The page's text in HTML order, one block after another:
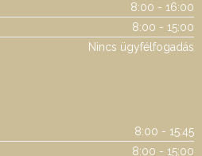
8:00 - 16:00
8:00 - 15:00
Nincs ügyfélfogadás
8:00 - 15:45
8:00 - 15:00